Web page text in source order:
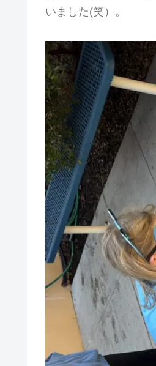
いました(笑）。